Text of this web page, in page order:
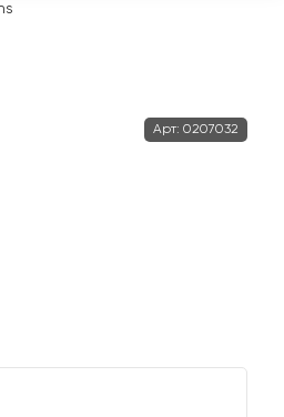
Арт: 0207032